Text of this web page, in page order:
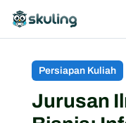
Persiapan Kuliah
Jurusan